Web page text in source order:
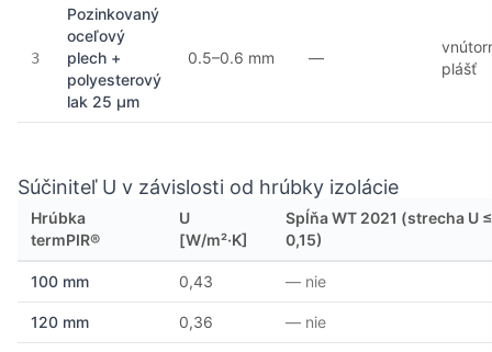
3
Pozinkovaný
oceľový
plech +
polyesterový
lak 25 µm
0.5–0.6 mm —
plášť
Súčiniteľ U v závislosti od hrúbky izolácie
Hrúbka
termPIR®
U
[W/m²·K]
Spĺňa WT 2021 (strecha U ≤
0,15)
100 mm 0,43 — nie
120 mm 0,36 — nie